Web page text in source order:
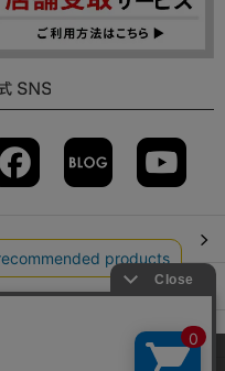
ため、クッキー(Cookie)を使